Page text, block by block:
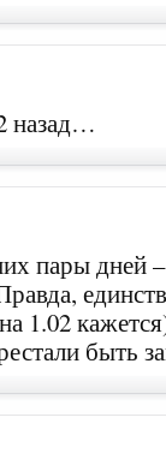
назад…
пары дней
1.02
быть